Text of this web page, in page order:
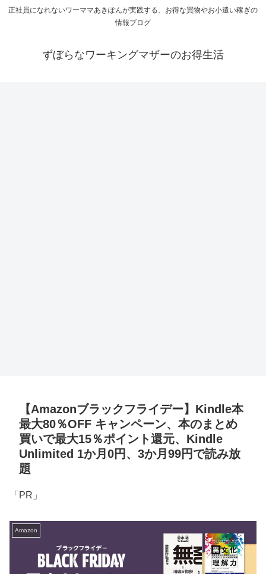
正社員になれないワーママあきぽんが実践する、お得な買物やお小遣い稼ぎの
情報ブログ
ずぼらなワーキングマザーのお得生活
【Amazonブラックフライデー】Kindle本
最大80％OFF キャンペーン、本のまとめ
買いで最大15％ポイント還元、Kindle
Unlimited 1か月0円、3か月99円で読み放
題
「PR」
Amazon